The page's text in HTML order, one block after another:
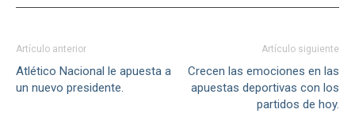
Artículo anterior
Atlético Nacional le apuesta a
un nuevo presidente.
Artículo siguiente
Crecen las emociones en las
apuestas deportivas con los
partidos de hoy.